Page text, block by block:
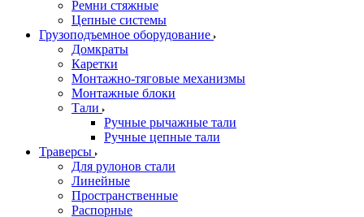
Ремни стяжные
Цепные системы
Грузоподъемное оборудование
Домкраты
Каретки
Монтажно-тяговые механизмы
Монтажные блоки
Тали
Ручные рычажные тали
Ручные цепные тали
Траверсы
Для рулонов стали
Линейные
Пространственные
Распорные